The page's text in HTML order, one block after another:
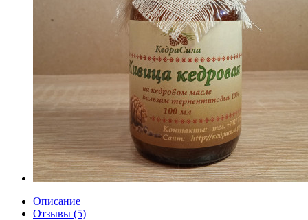
Описание
Отзывы (5)